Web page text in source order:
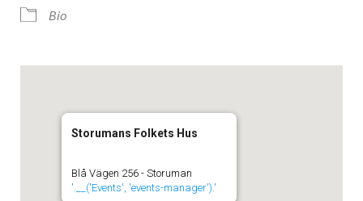
Bio
Storumans Folkets Hus
Blå Vägen 256 - Storuman
'.__('Events', 'events-manager').'